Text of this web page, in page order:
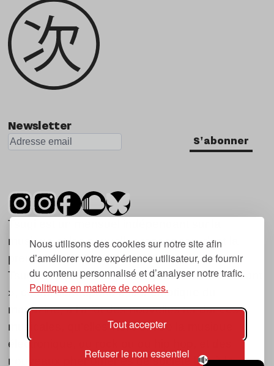
Nous utilisons des cookies sur notre site afin
d’améliorer votre expérience utilisateur, de fournir
du contenu personnalisé et d’analyser notre trafic.
Politique en matière de cookies.
Tout accepter
Refuser le non essentiel
Newsletter
S'abonner
Tsugi est un mensuel indépendant sur la
musique et les nouvelles tendances, dont la
première parution date de 2007.
Tsugi en japonais signifie « prochain », « suivant
», ce qui correspond à la thématique du
magazine, à l’affût des nouvelles tendances
musicales, qu’elles viennent de la musique
électronique, du rock ou du hip hop, et des
nouveaux phénomènes de société liés à la